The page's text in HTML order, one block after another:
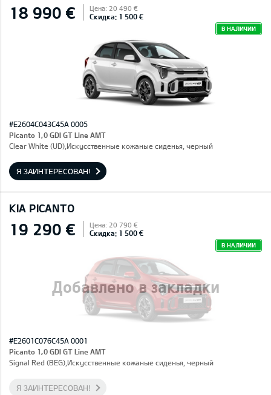
18 990 € Цена: 20 490 €
Скидка: 1 500 €
В НАЛИЧИИ
#E2604C043C45A 0005
Picanto 1,0 GDI GT Line AMT
Clear White (UD),Искусственные кожаные сиденья, черный
Я ЗАИНТЕРЕСОВАН!
KIA PICANTO
Добавлено в закладки
19 290 € Цена: 20 790 €
Скидка: 1 500 €
В НАЛИЧИИ
#E2601C076C45A 0001
Picanto 1,0 GDI GT Line AMT
Signal Red (BEG),Искусственные кожаные сиденья, черный
Я ЗАИНТЕРЕСОВАН!